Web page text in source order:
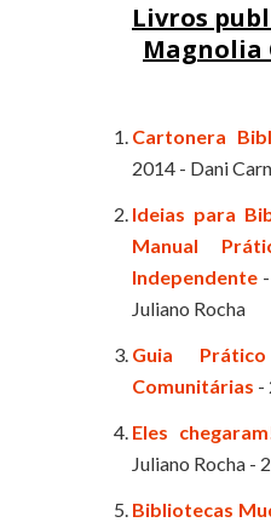
Livros
Magnolia
Cartonera
2014 - Dani
Ideias para
Manual
Independente
Juliano Rocha
Guia
Comunitárias -
Eles
Juliano Rocha -
Bibliotecas